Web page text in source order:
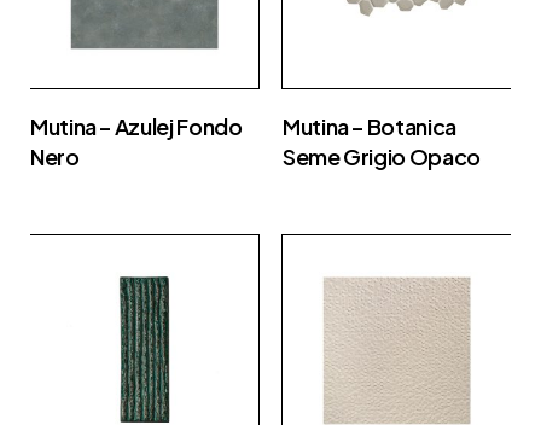
Mutina – Azulej Fondo
Nero
Mutina – Botanica
Seme Grigio Opaco